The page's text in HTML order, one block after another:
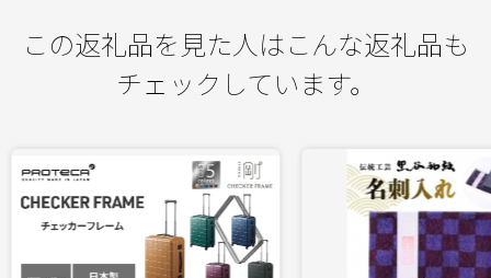
この返礼品を見た人はこんな返礼品も
チェックしています。